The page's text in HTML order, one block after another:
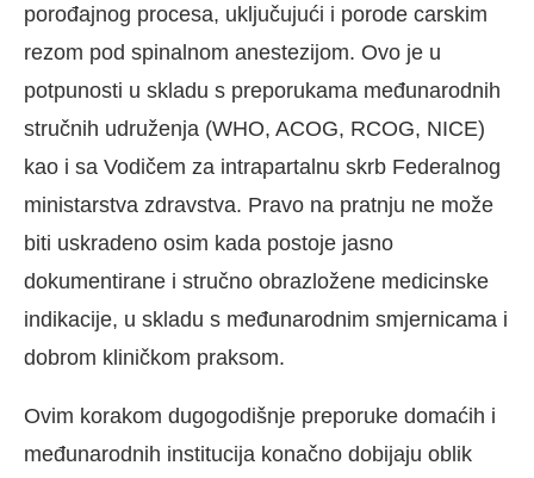
porođajnog procesa, uključujući i porode carskim
rezom pod spinalnom anestezijom. Ovo je u
potpunosti u skladu s preporukama međunarodnih
stručnih udruženja (WHO, ACOG, RCOG, NICE)
kao i sa Vodičem za intrapartalnu skrb Federalnog
ministarstva zdravstva. Pravo na pratnju ne može
biti uskradeno osim kada postoje jasno
dokumentirane i stručno obrazložene medicinske
indikacije, u skladu s međunarodnim smjernicama i
dobrom kliničkom praksom.
Ovim korakom dugogodišnje preporuke domaćih i
međunarodnih institucija konačno dobijaju oblik